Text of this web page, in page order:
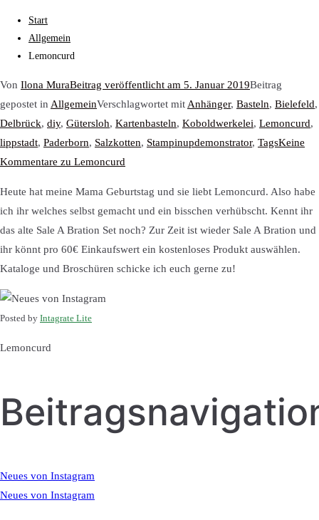
Start
Allgemein
Lemoncurd
Von Ilona MuraBeitrag veröffentlicht am 5. Januar 2019Beitrag
gepostet in AllgemeinVerschlagwortet mit Anhänger, Basteln, Bielefeld,
Delbrück, diy, Gütersloh, Kartenbasteln, Koboldwerkelei, Lemoncurd,
lippstadt, Paderborn, Salzkotten, Stampinupdemonstrator, TagsKeine
Kommentare zu Lemoncurd
Heute hat meine Mama Geburtstag und sie liebt Lemoncurd. Also habe
ich ihr welches selbst gemacht und ein bisschen verhübscht. Kennt ihr
das alte Sale A Bration Set noch? Zur Zeit ist wieder Sale A Bration und
ihr könnt pro 60€ Einkaufswert ein kostenloses Produkt auswählen.
Kataloge und Broschüren schicke ich euch gerne zu!
Posted by Intagrate Lite
Lemoncurd
Neues von Instagram
Neues von Instagram